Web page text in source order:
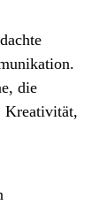
die
Kreativität,